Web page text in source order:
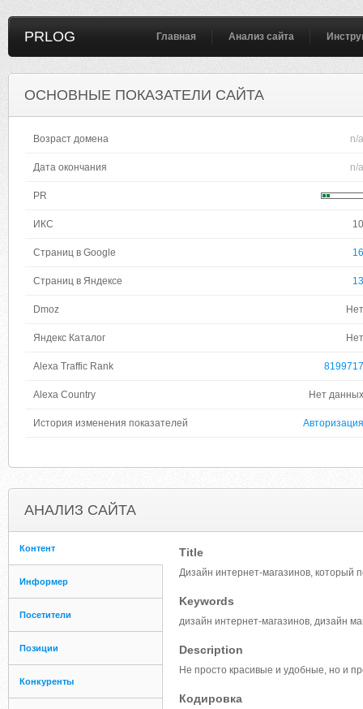
PRLOG Главная Анализ сайта
ОСНОВНЫЕ ПОКАЗАТЕЛИ САЙТА
Возраст домена n/a
Дата окончания n/a
PR
ИКС 10
Страниц в Google 16
Страниц в Яндексе 13
Dmoz Нет
Яндекс Каталог Нет
Alexa Traffic Rank 8199717
Alexa Country Нет данных
История изменения показателей Авторизация
АНАЛИЗ САЙТА
Контент
Информер
Посетители
Позиции
Конкуренты
Title
Дизайн интернет-магазинов, который
Keywords
дизайн интернет-магазинов, дизайн
Description
Не просто красивые и удобные, но и
Кодировка